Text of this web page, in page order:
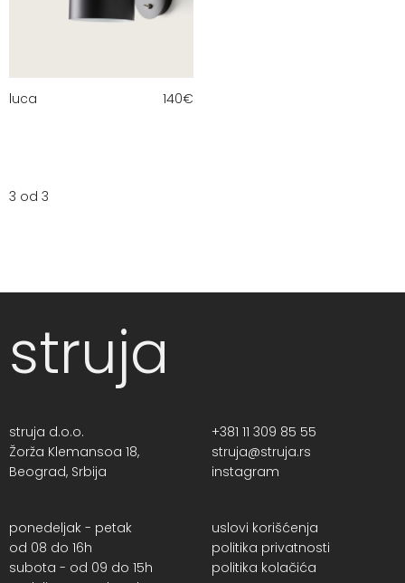
luca 140€
3 od 3
struja
struja d.o.o.
Žorža Klemansoa 18,
Beograd, Srbija
+381 11 309 85 55
struja@struja.rs
instagram
ponedeljak - petak
od 08 do 16h
subota - od 09 do 15h
uslovi korišćenja
politika privatnosti
politika kolačića